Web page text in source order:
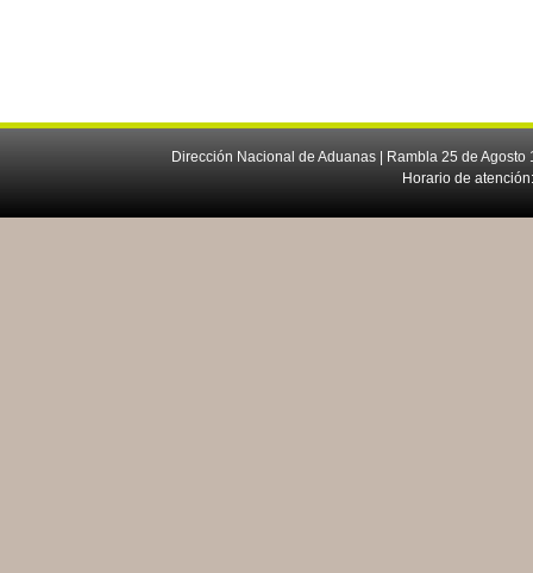
Dirección Nacional de Aduanas | Rambla 25 de
Horario de